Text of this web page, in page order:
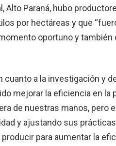
Alto Paraná, hubo
por hectáreas y que
oportuno y también
a la investigación y
mejorar la eficiencia en la
de nuestras manos, pero
y ajustando sus
para aumentar la